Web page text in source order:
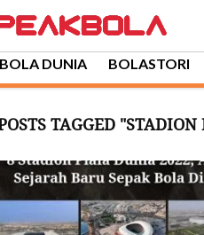
BOLA DUNIA BOLASTORI
TAGGED